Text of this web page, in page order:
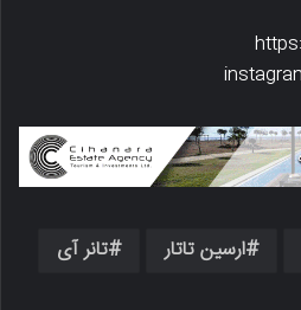
ارسین تاتار
تانر آی